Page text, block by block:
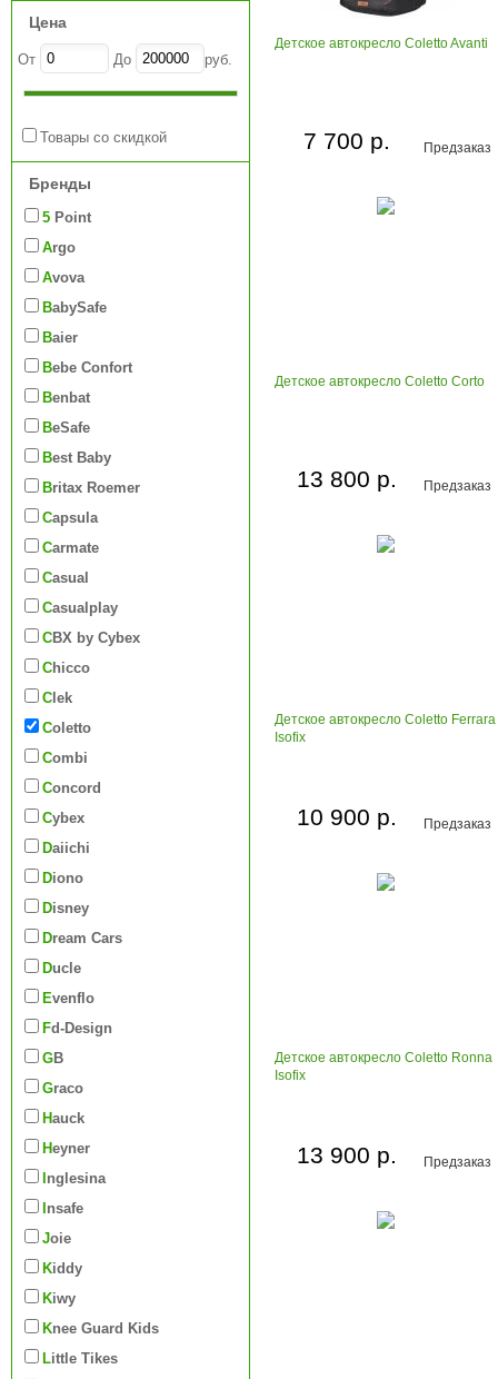
Цена
От До руб.
Товары со скидкой
Бренды
5 Point
Argo
Avova
BabySafe
Baier
Bebe Confort
Benbat
BeSafe
Best Baby
Britax Roemer
Capsula
Carmate
Casual
Casualplay
CBX by Cybex
Chicco
Clek
Coletto
Combi
Concord
Cybex
Daiichi
Diono
Disney
Dream Cars
Ducle
Evenflo
Fd-Design
GB
Graco
Hauck
Heyner
Inglesina
Insafe
Joie
Kiddy
Kiwy
Knee Guard Kids
Little Tikes
Детское автокресло Coletto Avanti
Предзаказ
7 700 р.
Детское автокресло Coletto Corto
Предзаказ
13 800 р.
Детское автокресло Coletto Ferrara
Isofix
Предзаказ
10 900 р.
Детское автокресло Coletto Ronna
Isofix
Предзаказ
13 900 р.